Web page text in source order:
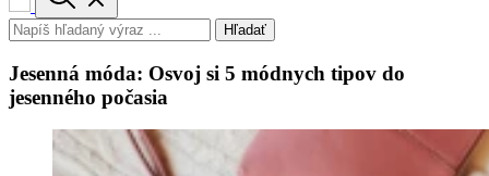
Hľadať
Jesenná móda: Osvoj si 5 módnych tipov do
jesenného počasia